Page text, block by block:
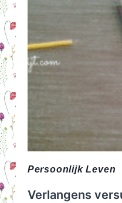
Persoonlijk Leven
Verlangens